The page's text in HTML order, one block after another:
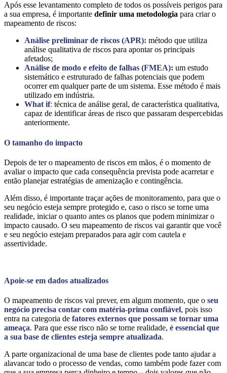
Após esse levantamento completo de todos os possíveis perigos para
a sua empresa, é importante definir uma metodologia para criar o
mapeamento de riscos:
Análise preliminar de riscos (APR): método que utiliza
análise qualitativa de riscos para apontar os principais
afetados;
Análise de modo e efeito de falhas (FMEA): um estudo
sistemático e estruturado de falhas potenciais que podem
ocorrer em qualquer parte de um sistema. Esse método é mais
utilizado em indústria.
What if: técnica de análise geral, de característica qualitativa,
capaz de identificar áreas de risco que passaram despercebidas
anteriormente.
O tamanho do impacto
Depois de ter o mapeamento de riscos em mãos, é o momento de
avaliar o impacto que cada consequência prevista pode acarretar e
então planejar estratégias de amenização e contingência.
Além disso, é importante traçar ações de monitoramento, para que o
seu negócio esteja sempre protegido e, caso o risco se torne uma
realidade, iniciar o quanto antes os planos que podem minimizar o
impacto causado. O seu mapeamento de riscos vai garantir que você
e seu negócio estejam preparados para agir com cautela e
assertividade.
Apoie-se em dados atualizados
O mapeamento de riscos vai prever, em algum momento, que o seu
negócio precisa contar com matéria-prima confiável, pois isso
entra na categoria de fatores externos que possam se tornar uma
ameaça. Para que esse risco não se torne realidade, é essencial que
a sua base de clientes esteja sempre atualizada.
A parte organizacional de uma base de clientes pode tanto ajudar a
alavancar todo o processo de vendas, como também pode fazer com